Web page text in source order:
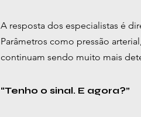
A resposta dos especialistas é
Parâmetros como pressão
continuam sendo muito mais
“Tenho o sinal. E agora?”